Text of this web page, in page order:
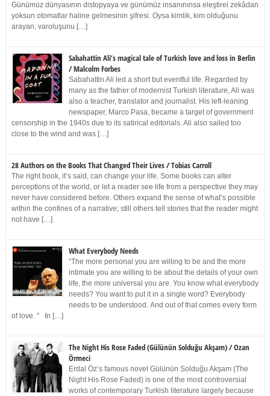
Günümüz dünyasının distopyaya ve günümüz insanınınsa eleştirel zekâdan
yoksun otomatlar haline gelmesinin şifresi. Oysa kimlik, kim olduğunu
arayan, varoluşunu […]
Sabahattin Ali’s magical tale of Turkish love and loss in Berlin
/ Malcolm Forbes
Sabahattin Ali led a short but eventful life. Regarded by
many as the father of modernist Turkish literature, Ali was
also a teacher, translator and journalist. His left-leaning
newspaper, Marco Pasa, became a target of government
censorship in the 1940s due to its satirical editorials. Ali also sailed too
close to the wind and was […]
28 Authors on the Books That Changed Their Lives / Tobias Carroll
The right book, it’s said, can change your life. Some books can alter
perceptions of the world, or let a reader see life from a perspective they may
never have considered before. Others expand the sense of what’s possible
within the confines of a narrative; still others tell stories that the reader might
not have […]
What Everybody Needs
“The more personal you are willing to be and the more
intimate you are willing to be about the details of your own
life, the more universal you are. You know what everybody
needs? You want to put it in a single word? Everybody
needs to be understood. And out of that comes every form
of love. ” In […]
The Night His Rose Faded (Gülünün Solduğu Akşam) / Ozan
Örmeci
Erdal Öz’s famous novel Gülünün Solduğu Akşam (The
Night His Rose Faded) is one of the most controversial
works of contemporary Turkish literature largely because